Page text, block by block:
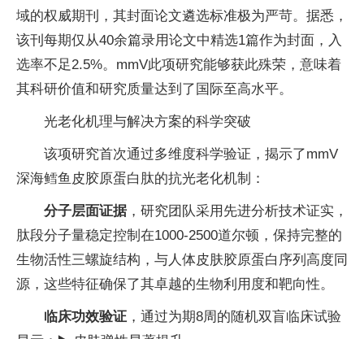
域的权威期刊，其封面论文遴选标准极为严苛。据悉，
该刊每期仅从40余篇录用论文中精选1篇作为封面，入
选率不足2.5%。mmV此项研究能够获此殊荣，意味着
其科研价值和研究质量达到了国际至高水平。
光老化机理与解决方案的科学突破
该项研究首次通过多维度科学验证，揭示了mmV
深海鳕鱼皮胶原蛋白肽的抗光老化机制：
分子层面证据，研究团队采用先进分析技术证实，
肽段分子量稳定控制在1000-2500道尔顿，保持完整的
生物活性三螺旋结构，与人体皮肤胶原蛋白序列高度同
源，这些特征确保了其卓越的生物利用度和靶向性。
临床功效验证 ，通过为期8周的随机双盲临床试验